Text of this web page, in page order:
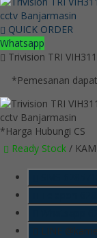
QUICK ORDER
Whatsapp
Trivision TRI VIH311
*Pemesanan
*Harga Hubungi CS
Ready Stock /
LINE